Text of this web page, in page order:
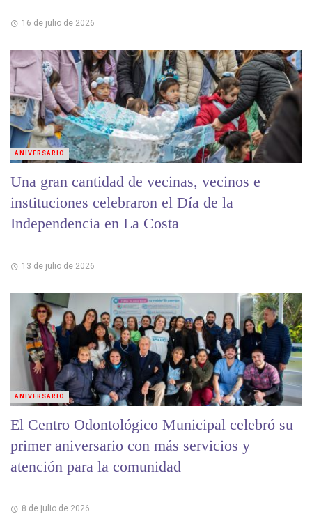
16 de julio de 2026
Una gran cantidad de vecinas, vecinos e
instituciones celebraron el Día de la
Independencia en La Costa
13 de julio de 2026
ANIVERSARIO
El Centro Odontológico Municipal celebró su
primer aniversario con más servicios y
atención para la comunidad
8 de julio de 2026
ANIVERSARIO